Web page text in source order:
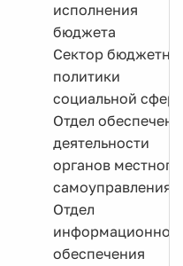
исполнения
бюджета
Сектор
политики
социальной
Отдел
деятельности
органов местного
самоуправления
Отдел
обеспечения